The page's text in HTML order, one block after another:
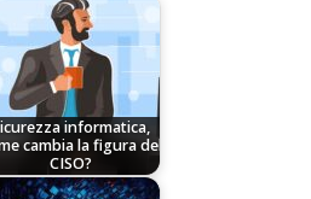
informatica,
cambia la figura del
CISO?